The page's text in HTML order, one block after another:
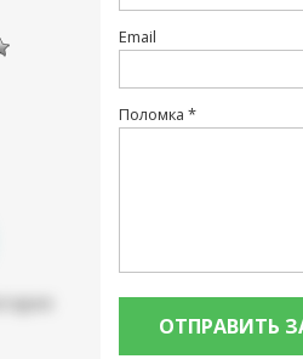
Email
Поломка *